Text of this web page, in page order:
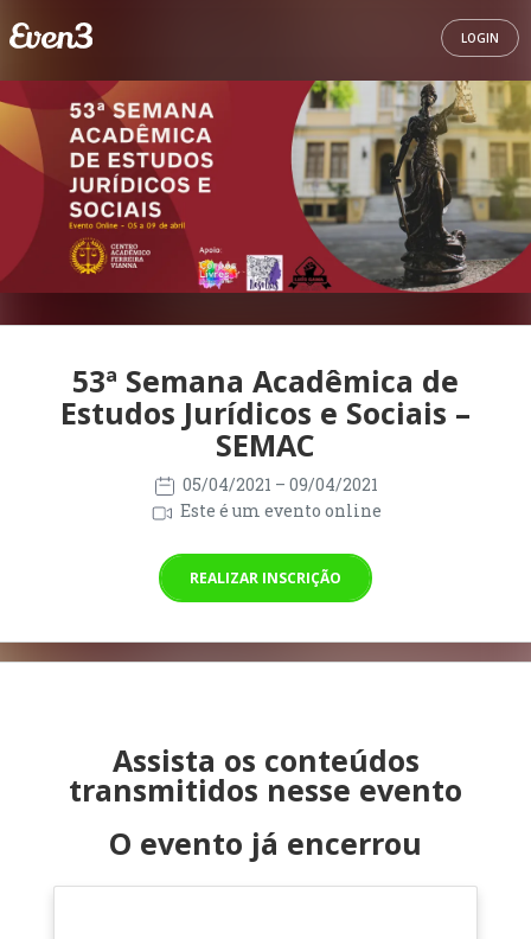
LOGIN
53ª Semana Acadêmica de
Estudos Jurídicos e Sociais –
SEMAC
05/04/2021 – 09/04/2021
Este é um evento online
REALIZAR INSCRIÇÃO
Assista os conteúdos
transmitidos nesse evento
O evento já encerrou